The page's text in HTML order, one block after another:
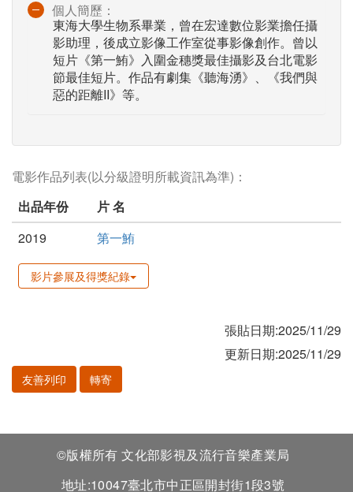
個人簡歷：
東海大學生物系畢業，曾在宏達數位影業擔任攝
影助理，後成立影像工作室從事影像創作。曾以
短片《第一鮪》入圍金穗獎最佳攝影及台北電影
節最佳短片。作品有劇集《聽海湧》、《我們與
惡的距離II》等。
電影作品列表(以分級證明所載資訊為準)：
出品年份
片 名
2019
第一鮪
影片參展及得獎紀錄
張貼日期:2025/11/29
更新日期:2025/11/29
友善列印 轉寄
©版權所有 文化部影視及流行音樂產業局
地址:10047臺北市中正區開封街1段3號